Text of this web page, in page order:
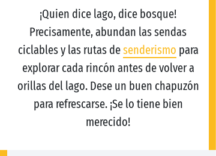
¡Quien dice lago, dice bosque!
Precisamente, abundan las sendas
ciclables y las rutas desenderismo para
explorar cada rincón antes de volver a
orillas del lago. Dese un buen chapuzón
para refrescarse. ¡Se lo tiene bien
merecido!